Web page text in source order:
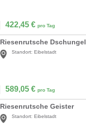
422,45 € pro Tag
Riesenrutsche Dschungel
Standort: Eibelstadt
589,05 € pro Tag
Riesenrutsche Geister
Standort: Eibelstadt